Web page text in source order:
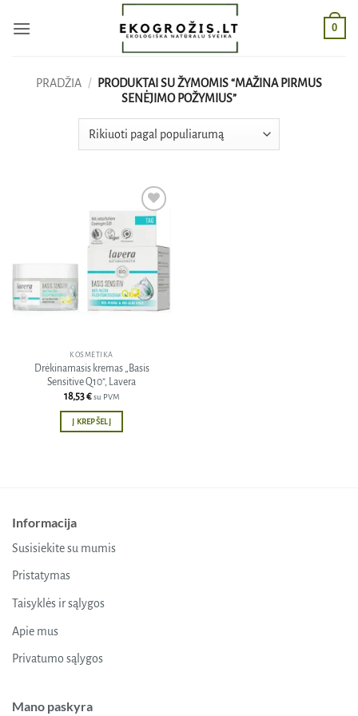
0
PRADŽIA /
PRODUKTAI SU ŽYMOMIS “MAŽINA PIRMUS
SENĖJIMO POŽYMIUS”
Pridėti
sąrašą
KOSMETIKA
Drėkinamasis kremas „Basis
Sensitive Q10”, Lavera
18,53€ su PVM
Į KREPŠELĮ
Informacija
Susisiekite su mumis
Pristatymas
Taisyklės ir sąlygos
Apie mus
Privatumo sąlygos
Mano paskyra